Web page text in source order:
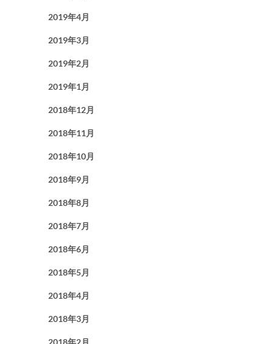
2019年4月
2019年3月
2019年2月
2019年1月
2018年12月
2018年11月
2018年10月
2018年9月
2018年8月
2018年7月
2018年6月
2018年5月
2018年4月
2018年3月